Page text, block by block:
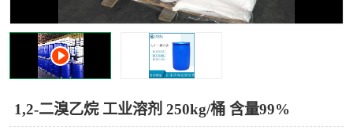
1,2-二溴乙烷 工业溶剂 250kg/桶 含量99%
三乙胺
丙二醇甲醚醋酸酯